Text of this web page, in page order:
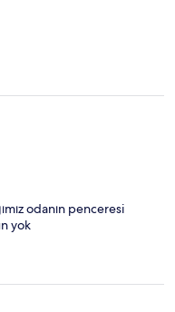
odanın penceresi
yok